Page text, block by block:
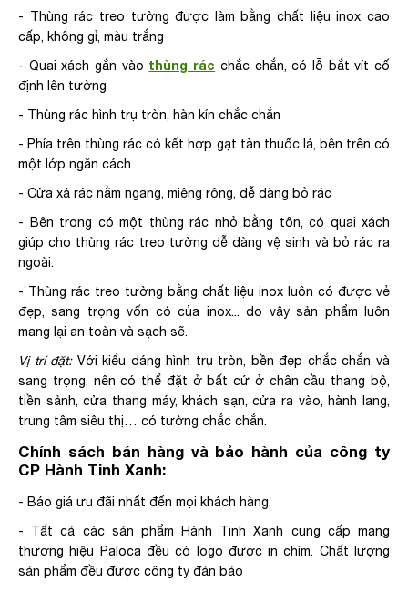
- Thùng rác treo tường được làm bằng chất liệu inox cao
cấp, không gỉ, màu trắng
- Quai xách gắn vào thùng rác chắc chắn, có lỗ bắt vít cố
định lên tường
- Thùng rác hình trụ tròn, hàn kín chắc chắn
- Phía trên thùng rác có kết hợp gạt tàn thuốc lá, bên trên có
một lớp ngăn cách
- Cửa xả rác nằm ngang, miệng rộng, dễ dàng bỏ rác
- Bên trong có một thùng rác nhỏ bằng tôn, có quai xách
giúp cho thùng rác treo tường dễ dàng vệ sinh và bỏ rác ra
ngoài.
- Thùng rác treo tường bằng chất liệu inox luôn có được vẻ
đẹp, sang trọng vốn có của inox... do vậy sản phẩm luôn
mang lại an toàn và sạch sẽ.
Vị trí đặt:Với kiểu dáng hình trụ tròn, bền đẹp chắc chắn và
sang trọng, nên có thể đặt ở bất cứ ở chân cầu thang bộ,
tiền sảnh, cửa thang máy, khách sạn, cửa ra vào, hành lang,
trung tâm siêu thị… có tường chắc chắn.
Chính sách bán hàng và bảo hành của công ty
CP Hành Tinh Xanh:
- Báo giá ưu đãi nhất đến mọi khách hàng.
- Tất cả các sản phẩm Hành Tinh Xanh cung cấp mang
thương hiệu Paloca đều có logo được in chìm. Chất lượng
sản phẩm đều được công ty đản bảo